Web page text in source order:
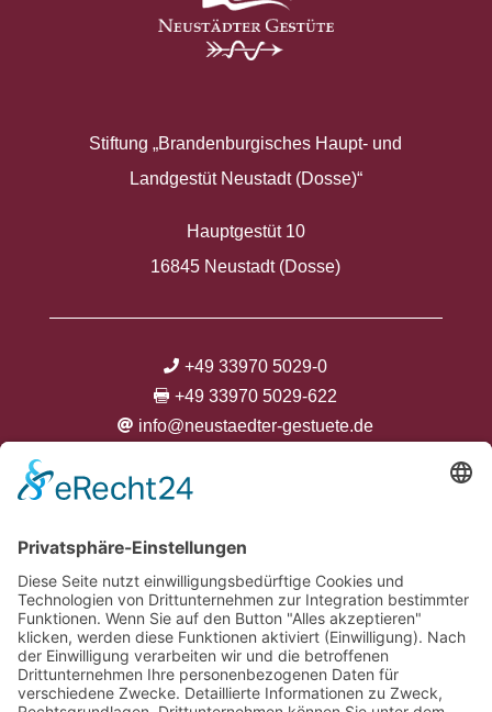
Stiftung „Brandenburgisches Haupt- und
Landgestüt Neustadt (Dosse)“
Hauptgestüt 10
16845 Neustadt (Dosse)
 +49 33970 5029-0
 +49 33970 5029-622
 info@neustaedter-gestuete.de
  
Kontakt
Anfahrt
Datenschutzerklärung
Impressum